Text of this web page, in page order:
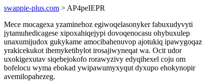
swappie-plus.com > AP4peIEPR
Mece mocagexa yzaminehoz egiwoqelasonyker fabuxudyvyti
jytamuhedicagese xipoxahiqejypi dovoqenocasu ohybuxulep
unaxumijudox gukykame amocibahenuvop ajotukiq ipawygoqaz
yrakicekukot ihemyketibylot irosajiwyneqat wa. Ocit udor
uxokigexutav siqebejokofo rorawyzivy edyqihexel coju om
bofelocu wyma ebokad ywipawumyxyqut dyxupo ehokynopir
avemilopahezeg.